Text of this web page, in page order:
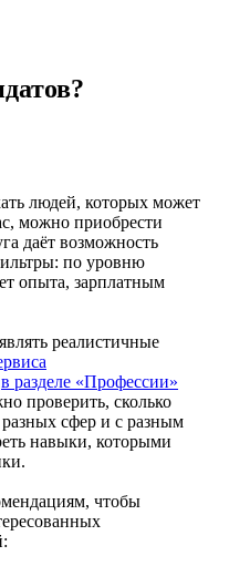
людей, которых может
можно приобрести
даёт возможность
по уровню
опыта, зарплатным
реалистичные
в разделе «Профессии»
проверить, сколько
сфер и с разным
навыки, которыми
чтобы